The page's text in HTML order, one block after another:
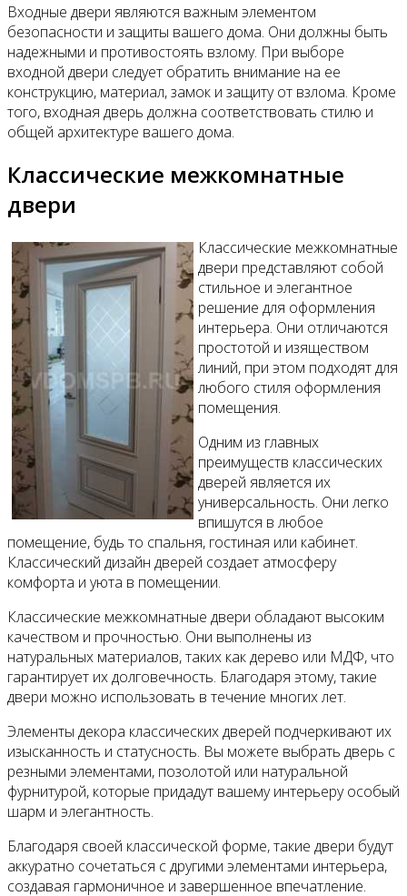
Входные двери являются важным элементом
безопасности и защиты вашего дома. Они должны быть
надежными и противостоять взлому. При выборе
входной двери следует обратить внимание на ее
конструкцию, материал, замок и защиту от взлома. Кроме
того, входная дверь должна соответствовать стилю и
общей архитектуре вашего дома.
Классические межкомнатные
двери
Классические межкомнатные
двери представляют собой
стильное и элегантное
решение для оформления
интерьера. Они отличаются
простотой и изяществом
линий, при этом подходят для
любого стиля оформления
помещения.
Одним из главных
преимуществ классических
дверей является их
универсальность. Они легко
впишутся в любое
помещение, будь то спальня, гостиная или кабинет.
Классический дизайн дверей создает атмосферу
комфорта и уюта в помещении.
Классические межкомнатные двери обладают высоким
качеством и прочностью. Они выполнены из
натуральных материалов, таких как дерево или МДФ, что
гарантирует их долговечность. Благодаря этому, такие
двери можно использовать в течение многих лет.
Элементы декора классических дверей подчеркивают их
изысканность и статусность. Вы можете выбрать дверь с
резными элементами, позолотой или натуральной
фурнитурой, которые придадут вашему интерьеру особый
шарм и элегантность.
Благодаря своей классической форме, такие двери будут
аккуратно сочетаться с другими элементами интерьера,
создавая гармоничное и завершенное впечатление.